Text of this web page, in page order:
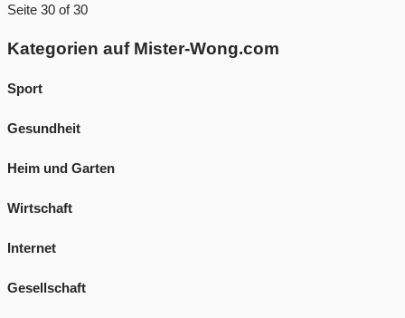
Seite 30 of 30
Kategorien auf Mister-Wong.com
Sport
Gesundheit
Heim und Garten
Wirtschaft
Internet
Gesellschaft